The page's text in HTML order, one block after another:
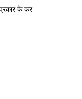
के कर